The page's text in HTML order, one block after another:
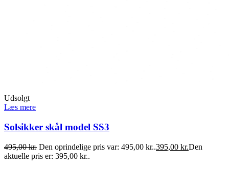
Udsolgt
Læs mere
Solsikker skål model SS3
495,00kr. Den oprindelige pris var: 495,00 kr..395,00 kr.Den
aktuelle pris er: 395,00 kr..